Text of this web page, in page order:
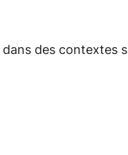
dans des contextes